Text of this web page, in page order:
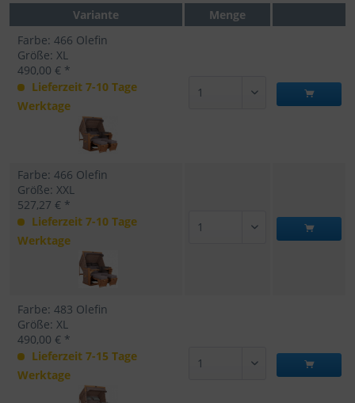
Variante
Menge
Farbe: 466 Olefin
Größe: XL
490,00 € *
Lieferzeit 7-10 Tage
Werktage
Farbe: 466 Olefin
Größe: XXL
527,27 € *
Lieferzeit 7-10 Tage
Werktage
Farbe: 483 Olefin
Größe: XL
490,00 € *
Lieferzeit 7-15 Tage
Werktage